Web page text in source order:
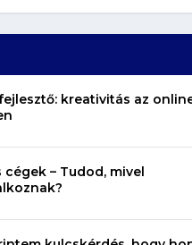
kreativitás az
cégek – Tudod, mivel